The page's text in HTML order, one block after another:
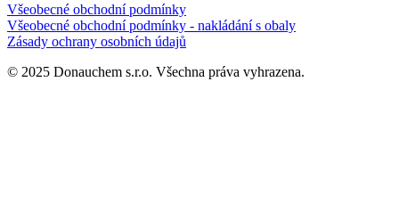
Všeobecné obchodní podmínky
Všeobecné obchodní podmínky - nakládání s obaly
Zásady ochrany osobních údajů
© 2025 Donauchem s.r.o. Všechna práva vyhrazena.